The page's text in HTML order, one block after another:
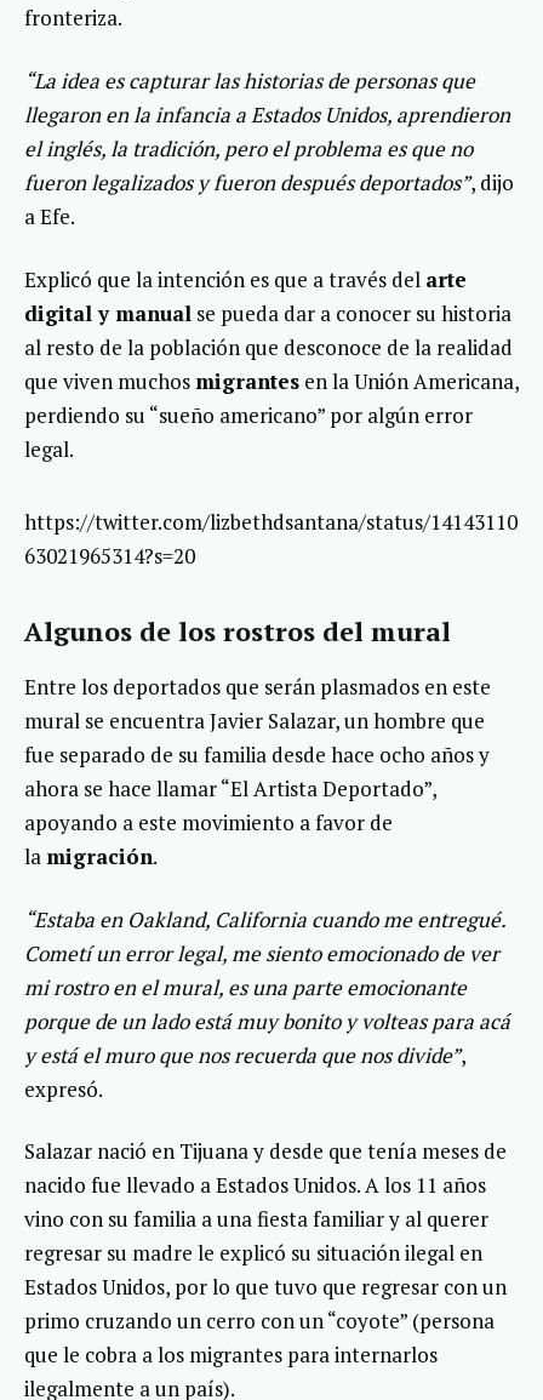
fronteriza.
“La idea es capturar las historias de personas que
llegaron en la infancia a Estados Unidos, aprendieron
el inglés, la tradición, pero el problema es que no
fueron legalizados y fueron después deportados”, dijo
a Efe.
Explicó que la intención es que a través del arte
digital y manual se pueda dar a conocer su historia
al resto de la población que desconoce de la realidad
que viven muchos migrantes en la Unión Americana,
perdiendo su “sueño americano” por algún error
legal.
https://twitter.com/lizbethdsantana/status/14143110
63021965314?s=20
Algunos de los rostros del mural
Entre los deportados que serán plasmados en este
mural se encuentra Javier Salazar, un hombre que
fue separado de su familia desde hace ocho años y
ahora se hace llamar “El Artista Deportado”,
apoyando a este movimiento a favor de
la migración.
“Estaba en Oakland, California cuando me entregué.
Cometí un error legal, me siento emocionado de ver
mi rostro en el mural, es una parte emocionante
porque de un lado está muy bonito y volteas para acá
y está el muro que nos recuerda que nos divide”,
expresó.
Salazar nació en Tijuana y desde que tenía meses de
nacido fue llevado a Estados Unidos. A los 11 años
vino con su familia a una fiesta familiar y al querer
regresar su madre le explicó su situación ilegal en
Estados Unidos, por lo que tuvo que regresar con un
primo cruzando un cerro con un “coyote” (persona
que le cobra a los migrantes para internarlos
ilegalmente a un país).